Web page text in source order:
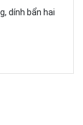
dính bẩn hai